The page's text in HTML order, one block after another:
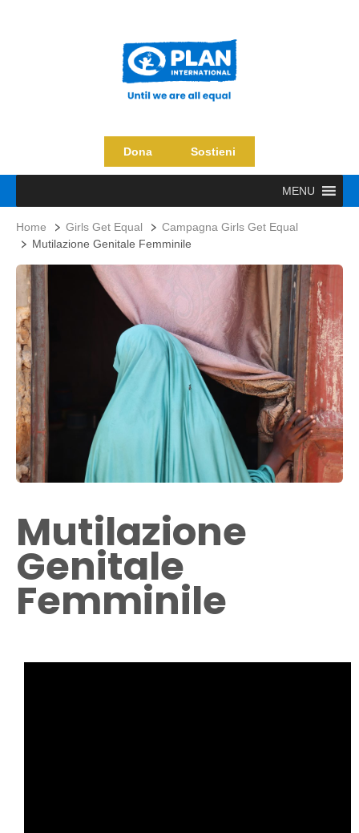
Dona Sostieni
MENU
Home Girls Get Equal
Campagna Girls Get Equal
Mutilazione Genitale Femminile
Mutilazione
Genitale
Femminile